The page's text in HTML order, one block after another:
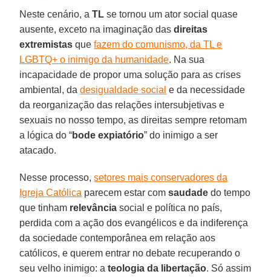
Neste cenário, aTL se tornou um ator social quase
ausente, exceto na imaginação dasdireitas
extremistas quefazem do comunismo, da TL e
LGBTQ+ o inimigo da humanidade. Na sua
incapacidade de propor uma solução para as crises
ambiental, dadesigualdade social e da necessidade
da reorganização das relações intersubjetivas e
sexuais no nosso tempo, as direitas sempre retomam
a lógica do “bode expiatório” do inimigo a ser
atacado.
Nesse processo,setores mais conservadores da
Igreja Católica parecem estar comsaudade do tempo
que tinham relevância social e política no país,
perdida com a ação dos evangélicos e da indiferença
da sociedade contemporânea em relação aos
católicos, e querem entrar no debate recuperando o
seu velho inimigo: ateologia da libertação. Só assim